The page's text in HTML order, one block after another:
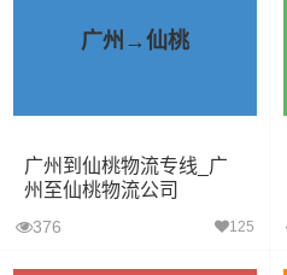
广州→仙桃
广州到仙桃物流专线_广
州至仙桃物流公司
376 125